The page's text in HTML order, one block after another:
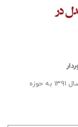
مدیریت محترم شرکت سفیر آبی آرام حدودا از سال ۱۳۹۱ به حوزه